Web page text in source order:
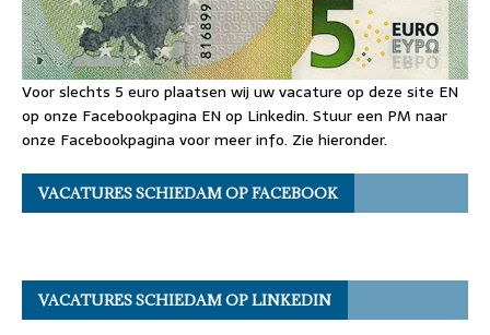
Voor slechts 5 euro plaatsen wij uw vacature op deze site EN
op onze Facebookpagina EN op Linkedin. Stuur een PM naar
onze Facebookpagina voor meer info. Zie hieronder.
VACATURES SCHIEDAM OP FACEBOOK
VACATURES SCHIEDAM OP LINKEDIN